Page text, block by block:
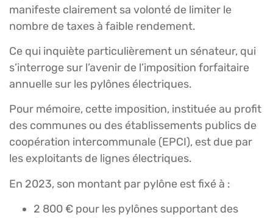
manifeste clairement sa volonté de limiter le
nombre de taxes à faible rendement.
Ce qui inquiète particulièrement un sénateur, qui
s’interroge sur l’avenir de l’imposition forfaitaire
annuelle sur les pylônes électriques.
Pour mémoire, cette imposition, instituée au profit
des communes ou des établissements publics de
coopération intercommunale (EPCI), est due par
les exploitants de lignes électriques.
En 2023, son montant par pylône est fixé à :
2 800 € pour les pylônes supportant des